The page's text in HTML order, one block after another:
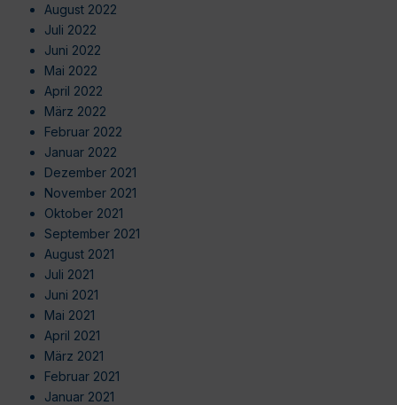
August 2022
Juli 2022
Juni 2022
Mai 2022
April 2022
März 2022
Februar 2022
Januar 2022
Dezember 2021
November 2021
Oktober 2021
September 2021
August 2021
Juli 2021
Juni 2021
Mai 2021
April 2021
März 2021
Februar 2021
Januar 2021